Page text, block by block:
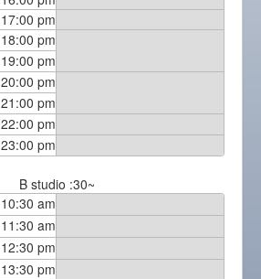
17:00 pm
18:00 pm
19:00 pm
20:00 pm
21:00 pm
22:00 pm
23:00 pm
B studio :30~
10:30 am
11:30 am
12:30 pm
13:30 pm